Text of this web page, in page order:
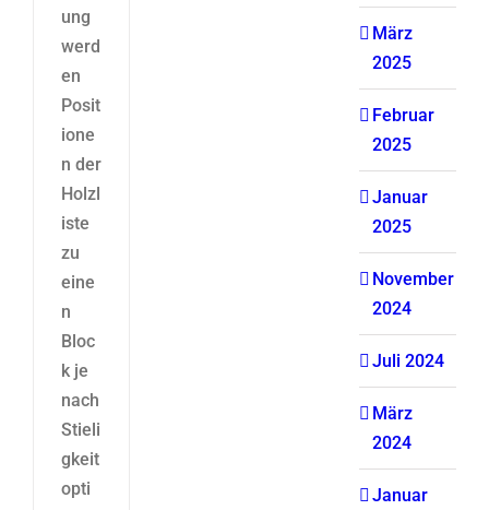
ung
werd
en
Posit
ione
n der
Holzl
iste
zu
eine
n
Bloc
k je
nach
Stieli
gkeit
opti
März
2025
Februar
2025
Januar
2025
November
2024
Juli 2024
März
2024
Januar